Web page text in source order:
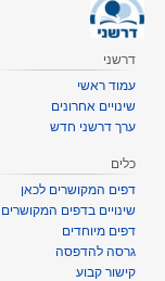
דרשני
עמוד ראשי
שינויים אחרונים
ערך דרשני חדש
כלים
דפים המקושרים לכאן
שינויים בדפים המקושרים
דפים מיוחדים
גרסה להדפסה
קישור קבוע